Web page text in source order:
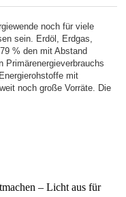
noch für viele
sein. Erdöl, Erdgas,
% den mit Abstand
Primärenergieverbrauchs
mit
noch große Vorräte. Die
– Licht aus für